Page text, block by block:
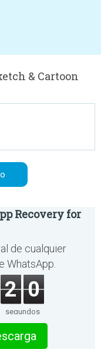
& Cartoon
Recovery for
de cualquier
WhatsApp.
2 0
segundos